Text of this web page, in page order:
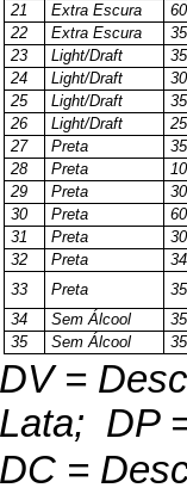
21
Extra Escura
22
Extra Escura
23
Light/Draft
24
Light/Draft
25
Light/Draft
26
Light/Draft
27
Preta
28
Preta
29
Preta
30
Preta
31
Preta
32
Preta
33
Preta
34
Sem Álcool
35
Sem Álcool
=
DP
=